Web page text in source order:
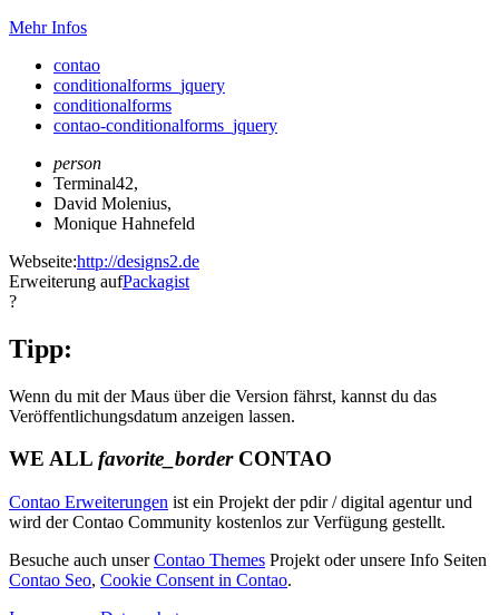
Mehr Infos
contao
conditionalforms_jquery
conditionalforms
contao-conditionalforms_jquery
person
Terminal42,
David Molenius,
Monique Hahnefeld
Webseite:http://designs2.de
Erweiterung aufPackagist
?
Tipp:
Wenn du mit der Maus über die Version fährst, kannst du das
Veröffentlichungsdatum anzeigen lassen.
WE ALL favorite_borderCONTAO
Contao Erweiterungen ist ein Projekt der pdir / digital agentur und
wird der Contao Community kostenlos zur Verfügung gestellt.
Besuche auch unserContao Themes Projekt oder unsere Info Seiten
Contao Seo, Cookie Consent in Contao.